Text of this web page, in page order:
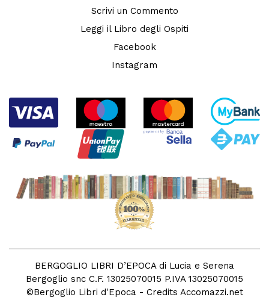
Scrivi un Commento
Leggi il Libro degli Ospiti
Facebook
Instagram
BERGOGLIO LIBRI D’EPOCA di Lucia e Serena
Bergoglio snc C.F. 13025070015 P.IVA 13025070015
©Bergoglio Libri d'Epoca - Credits Accomazzi.net